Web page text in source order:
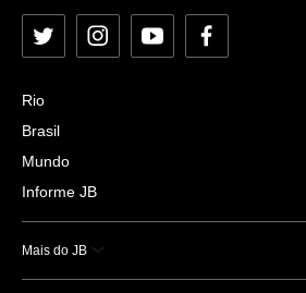
Twitter InstagramYouTubeFacebook
Rio
Brasil
Mundo
Informe JB
Mais do JB
Esportes